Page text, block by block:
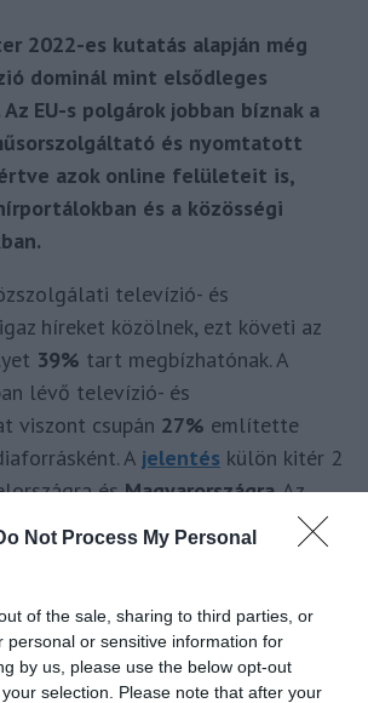
Not Process My Personal
of the sale, sharing to third parties, or
personal or sensitive information for
by us, please use the below opt-out
selection. Please note that after your
2022-es kutatás alapján még
dominál mint elsődleges
EU-s polgárok jobban bíznak a
és nyomtatott
azok online felületeit is,
és a közösségi
televízió- és
híreket közölnek, ezt követi az
39% tart megbízhatónak. A
lévő televízió- és
viszont csupán 27% említette
A jelentés külön kitér 2
ésMagyarországra. Az
számunkra pozitív a
Booking
szempontjából: radikális
magyarországi válaszadók a
követett embereket,
barátokat említik a